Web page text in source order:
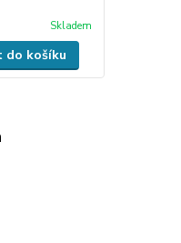
Skladem
do košíku